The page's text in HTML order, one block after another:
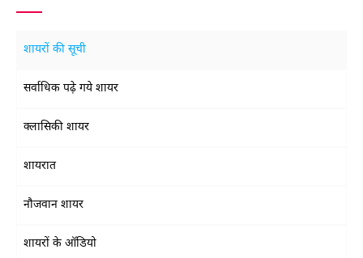
शायरों की सूची
सर्वाधिक पढ़े गये शायर
क्लासिकी शायर
शायरात
नौजवान शायर
शायरों के ऑडियो